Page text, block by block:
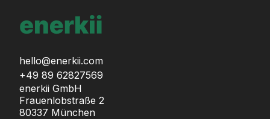
hello@enerkii.com
+49 89 62827569
enerkii GmbH
Frauenlobstraße 2
80337 München